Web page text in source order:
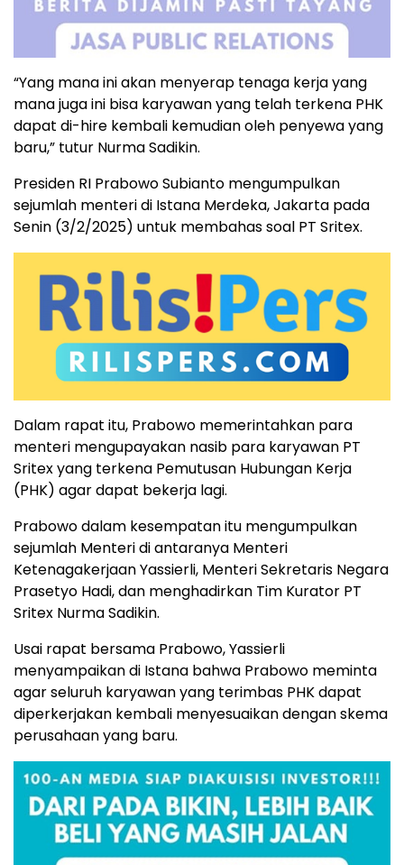
“Yang mana ini akan menyerap tenaga kerja yang
mana juga ini bisa karyawan yang telah terkena PHK
dapat di-hire kembali kemudian oleh penyewa yang
baru,” tutur Nurma Sadikin.
Presiden RI Prabowo Subianto mengumpulkan
sejumlah menteri di Istana Merdeka, Jakarta pada
Senin (3/2/2025) untuk membahas soal PT Sritex.
Dalam rapat itu, Prabowo memerintahkan para
menteri mengupayakan nasib para karyawan PT
Sritex yang terkena Pemutusan Hubungan Kerja
(PHK) agar dapat bekerja lagi.
Prabowo dalam kesempatan itu mengumpulkan
sejumlah Menteri di antaranya Menteri
Ketenagakerjaan Yassierli, Menteri Sekretaris Negara
Prasetyo Hadi, dan menghadirkan Tim Kurator PT
Sritex Nurma Sadikin.
Usai rapat bersama Prabowo, Yassierli
menyampaikan di Istana bahwa Prabowo meminta
agar seluruh karyawan yang terimbas PHK dapat
diperkerjakan kembali menyesuaikan dengan skema
perusahaan yang baru.